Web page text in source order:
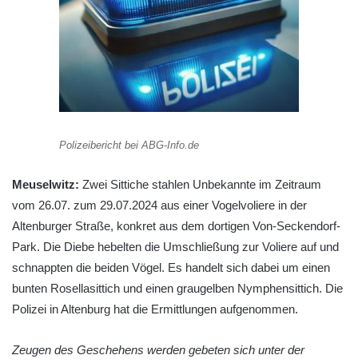
Polizeibericht bei ABG-Info.de
Meuselwitz: Zwei Sittiche stahlen Unbekannte im Zeitraum
vom 26.07. zum 29.07.2024 aus einer Vogelvoliere in der
Altenburger Straße, konkret aus dem dortigen Von-Seckendorf-
Park. Die Diebe hebelten die Umschließung zur Voliere auf und
schnappten die beiden Vögel. Es handelt sich dabei um einen
bunten Rosellasittich und einen graugelben Nymphensittich. Die
Polizei in Altenburg hat die Ermittlungen aufgenommen.
Zeugen des Geschehens werden gebeten sich unter der